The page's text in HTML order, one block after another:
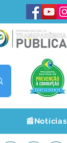
📰Notícias